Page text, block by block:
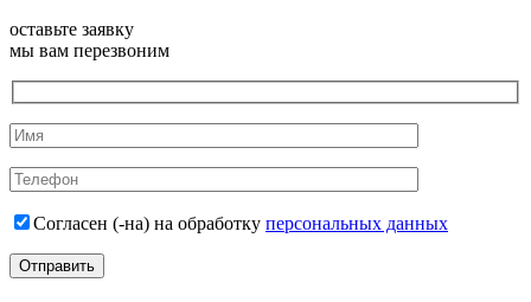
оставьте заявку
мы вам перезвоним
Согласен (-на) на обработку персональных данных